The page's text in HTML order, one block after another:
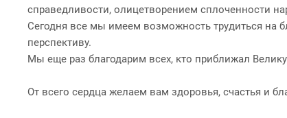
справедливости, олицетворением сплоченности
Сегодня все мы имеем возможность трудиться на
перспективу.
Мы еще раз благодарим всех, кто приближал
От всего сердца желаем вам здоровья, счастья и